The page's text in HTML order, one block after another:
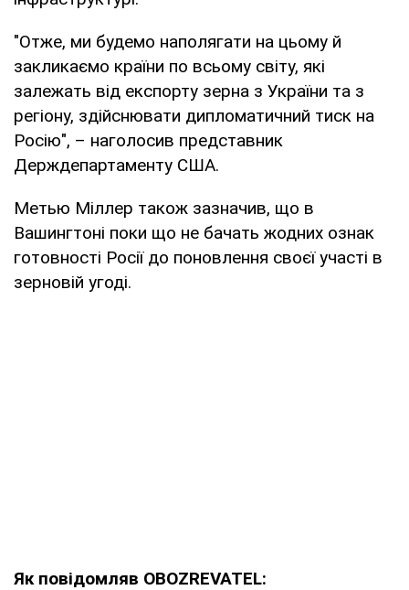
"Отже, ми будемо наполягати на цьому й
закликаємо країни по всьому світу, які
залежать від експорту зерна з України та з
регіону, здійснювати дипломатичний тиск на
Росію", – наголосив представник
Держдепартаменту США.
Метью Міллер також зазначив, що в
Вашингтоні поки що не бачать жодних ознак
готовності Росії до поновлення своєї участі в
зерновій угоді.
Як повідомляв OBOZREVATEL: